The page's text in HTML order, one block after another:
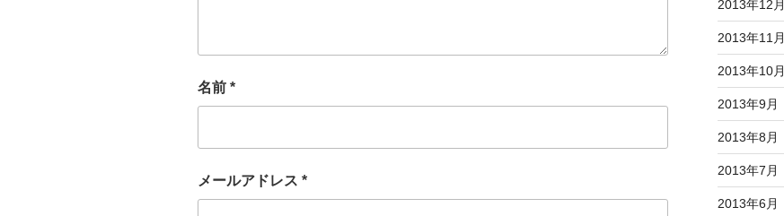
名前 *
メールアドレス *
2013年12月
2013年11月
2013年10月
2013年9月
2013年8月
2013年7月
2013年6月